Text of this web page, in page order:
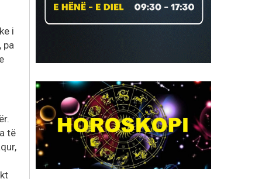
i
pa
të